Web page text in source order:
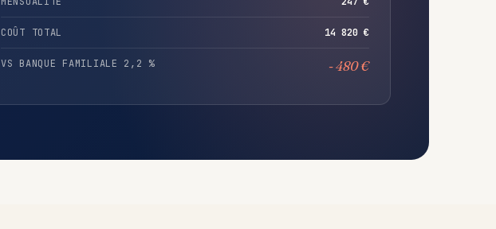
COÛT TOTAL 14 820 €
VS BANQUE FAMILIALE 2,2 % - 480 €